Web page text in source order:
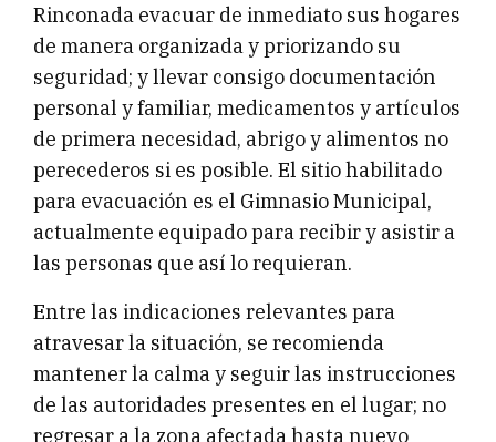
Rinconada evacuar de inmediato sus hogares
de manera organizada y priorizando su
seguridad; y llevar consigo documentación
personal y familiar, medicamentos y artículos
de primera necesidad, abrigo y alimentos no
perecederos si es posible. El sitio habilitado
para evacuación es el Gimnasio Municipal,
actualmente equipado para recibir y asistir a
las personas que así lo requieran.
Entre las indicaciones relevantes para
atravesar la situación, se recomienda
mantener la calma y seguir las instrucciones
de las autoridades presentes en el lugar; no
regresar a la zona afectada hasta nuevo